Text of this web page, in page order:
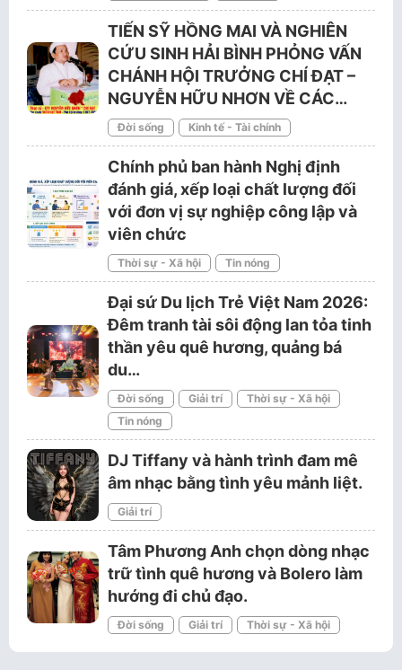
TIẾN SỸ HỒNG MAI VÀ NGHIÊN
CỨU SINH HẢI BÌNH PHỎNG VẤN
CHÁNH HỘI TRƯỞNG CHÍ ĐẠT –
NGUYỄN HỮU NHƠN VỀ CÁC…
Đời sống Kinh tế - Tài chính
Chính phủ ban hành Nghị định
đánh giá, xếp loại chất lượng đối
với đơn vị sự nghiệp công lập và
viên chức
Thời sự - Xã hội Tin nóng
Đại sứ Du lịch Trẻ Việt Nam 2026:
Đêm tranh tài sôi động lan tỏa tinh
thần yêu quê hương, quảng bá
du…
Đời sống Giải trí
Thời sự - Xã hội
Tin nóng
DJ Tiffany và hành trình đam mê
âm nhạc bằng tình yêu mảnh liệt.
Giải trí
Tâm Phương Anh chọn dòng nhạc
trữ tình quê hương và Bolero làm
hướng đi chủ đạo.
Đời sống Giải trí Thời sự - Xã hội